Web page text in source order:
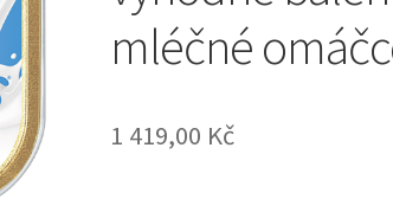
mléčné
1 419,00 Kč